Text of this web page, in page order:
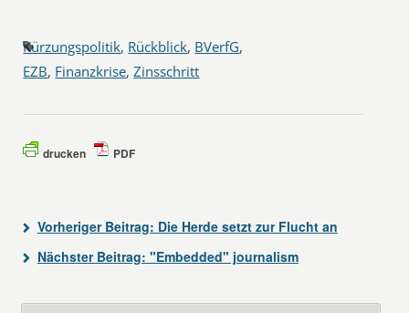
Kürzungspolitik, Rückblick, BVerfG,
EZB, Finanzkrise,Zinsschritt
drucken PDF
Vorheriger Beitrag: Die Herde setzt zur Flucht an
Nächster Beitrag: "Embedded" journalism